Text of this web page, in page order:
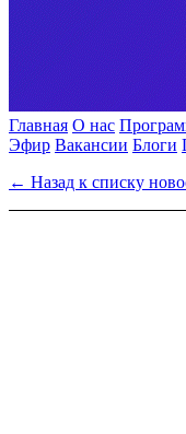
Главная О нас
Эфир Вакансии Блоги
← Назад к списку